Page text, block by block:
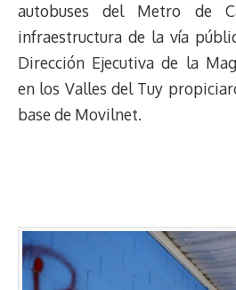
autobuses del Metro de
infraestructura de la vía
Dirección Ejecutiva de la
en los Valles del Tuy
base de Movilnet.